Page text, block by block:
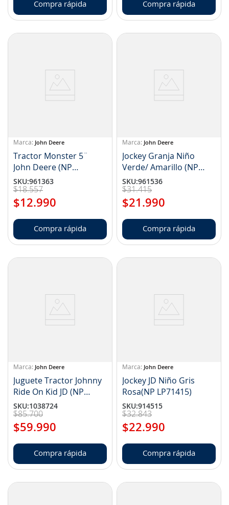
Compra rápida Compra rápida
John Deere
Tractor Monster 5¨
John Deere (NP
LP75754)
SKU:961363
$18.557
$12.990
Compra rápida
John Deere
Jockey Granja Niño
Verde/ Amarillo (NP
LP53080542)
SKU:961536
$31.415
$21 .990
Compra rápida
John Deere
Juguete Tractor Johnny
Ride On Kid JD (NP
11LP76704I)
SKU:1038724
$85.700
$59.990
Compra rápida
John Deere
Jockey JD Niño Gris
Rosa(NP LP71415)
SKU:914515
$32.843
$22.990
Compra rápida